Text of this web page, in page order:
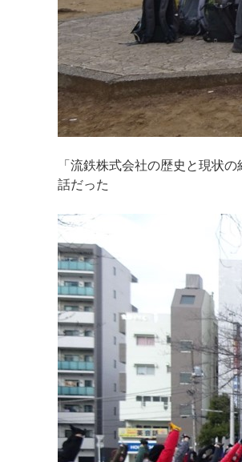
「流鉄株式会社の歴史と現状
話だった